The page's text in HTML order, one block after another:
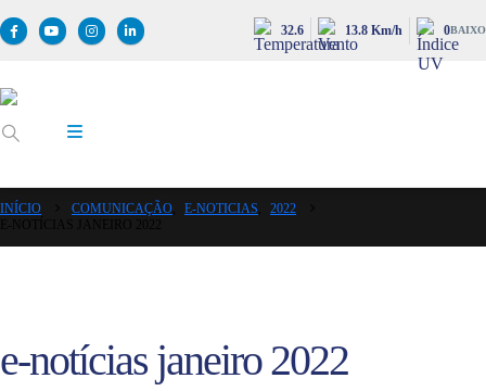
32.6 13.8 Km/h 0BAIXO
INÍCIO COMUNICAÇÃO E-NOTICIAS
2022
e-notícias janeiro 2022